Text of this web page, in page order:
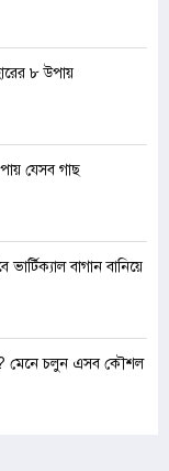
৮ উপায়
পায় যেসব গাছ
বাগান বানিয়ে
মেনে চলুন এসব কৌশল